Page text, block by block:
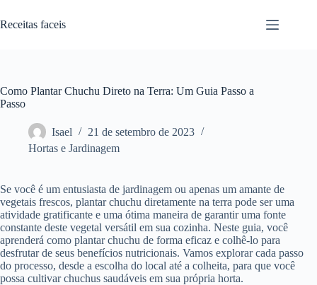
para
o
Receitas faceis
Como Plantar Chuchu Direto na Terra: Um Guia Passo a
Passo
Isael
21 de setembro de 2023
Hortas e Jardinagem
Se você é um entusiasta de jardinagem ou apenas um amante de
vegetais frescos, plantar chuchu diretamente na terra pode ser uma
atividade gratificante e uma ótima maneira de garantir uma fonte
constante deste vegetal versátil em sua cozinha. Neste guia, você
aprenderá como plantar chuchu de forma eficaz e colhê-lo para
desfrutar de seus benefícios nutricionais. Vamos explorar cada passo
do processo, desde a escolha do local até a colheita, para que você
possa cultivar chuchus saudáveis em sua própria horta.